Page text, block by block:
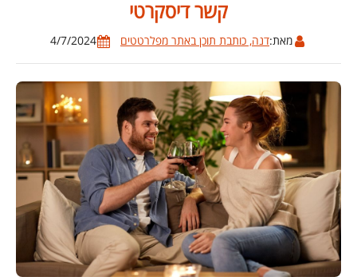
קשר דיסקרטי
מאת:דנה, כותבת תוכן באתר מפלרטטים 4/7/2024